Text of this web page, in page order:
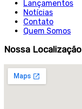
Lançamentos
Notícias
Contato
Quem Somos
Nossa Localização